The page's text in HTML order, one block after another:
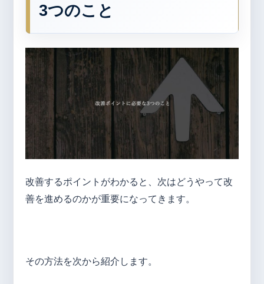
3つのこと
改善するポイントがわかると、次はどうやって改
善を進めるのかが重要になってきます。
その方法を次から紹介します。